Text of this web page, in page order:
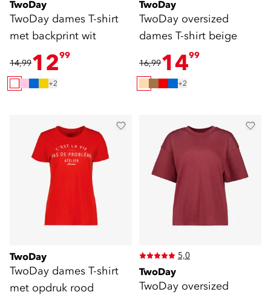
TwoDay
TwoDay dames T-shirt
met backprint wit
14,991299
+2
TwoDay
TwoDay oversized
dames T-shirt beige
16,991499
+2
TwoDay
TwoDay dames T-shirt
met opdruk rood
5,0
TwoDay
TwoDay oversized